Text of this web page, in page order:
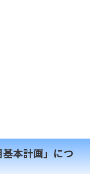
本計画」につ